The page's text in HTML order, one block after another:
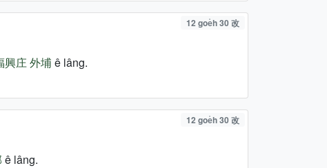
12 goe̍h 30 改
興庄外埔 ê lâng.
12 goe̍h 30 改
ê lâng.